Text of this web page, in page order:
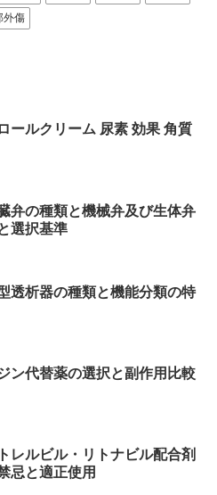
外傷
ールクリーム 尿素 効果 角質
弁の種類と機械弁及び生体弁
選択基準
透析器の種類と機能分類の特
ン代替薬の選択と副作用比較
レルビル・リトナビル配合剤
忌と適正使用